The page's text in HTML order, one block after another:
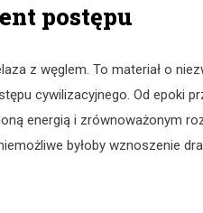
postępu
z węglem. To materiał o
cywilizacyjnego. Od epoki
energią i zrównoważonym
byłoby wznoszenie